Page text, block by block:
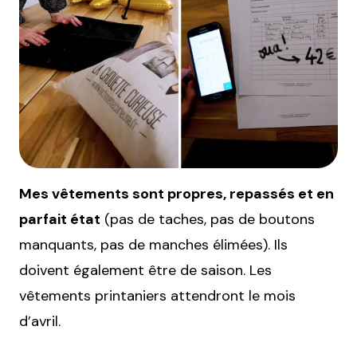
Mes vêtements sont propres, repassés et en
parfait état (pas de taches, pas de boutons
manquants, pas de manches élimées). Ils
doivent également être de saison. Les
vêtements printaniers attendront le mois
d’avril.